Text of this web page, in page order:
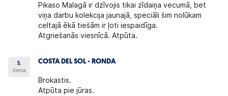
Pikaso Malagā ir dzīvojis tikai zīdaiņa vecumā, bet
viņa darbu kolekcija jaunajā, speciāli šim nolūkam
celtajā ēkā tiešām ir ļoti iespaidīga.
Atgriešanās viesnīcā. Atpūta.
5.
diena
COSTA DEL SOL - RONDA
Brokastis.
Atpūta pie jūras.